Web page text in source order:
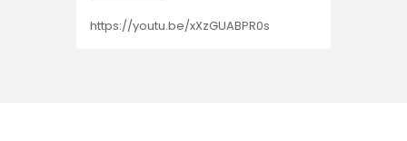
https://youtu.be/xXzGUABPR0s